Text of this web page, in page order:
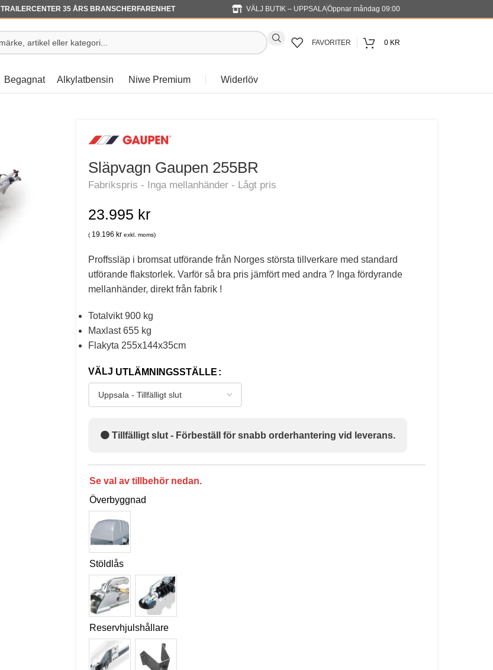
TRAILERCENTER 35 ÅRS BRANSCHERFARENHET VÄLJ BUTIK – UPPSALAÖppnar måndag 09:00
FAVORITER 0 KR
Begagnat Alkylatbensin Niwe Premium Widerlöv
Släpvagn Gaupen 255BR
23.995 kr
( 19.196 krexkl. moms)
Proffssläp i bromsat utförande från Norges största tillverkare med standard
utförande flakstorlek. Varför så bra pris jämfört med andra ? Inga fördyrande
mellanhänder, direkt från fabrik !
Totalvikt 900 kg
Maxlast 655 kg
Flakyta 255x144x35cm
UTLÄMNINGSSTÄLLE
🟠 Tillfälligt slut - Förbeställ för snabb orderhantering vid leverans.
Se val av tillbehör nedan.
Överbyggnad
Stöldlås
Reservhjulshållare